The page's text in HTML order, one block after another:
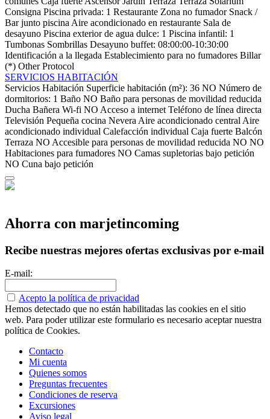
Consigna Piscina privada: 1 Restaurante Zona no fumador Snack /
Bar junto piscina Aire acondicionado en restaurante Sala de
desayuno Piscina exterior de agua dulce: 1 Piscina infantil: 1
Tumbonas Sombrillas Desayuno buffet: 08:00:00-10:30:00
Identificación a la llegada Establecimiento para no fumadores Billar
(*) Other Protocol
SERVICIOS HABITACIÓN
Servicios Habitación Superficie habitación (m²): 36 NO Número de
dormitorios: 1 Baño NO Baño para personas de movilidad reducida
Ducha Bañera Wi-fi NO Acceso a internet Teléfono de línea directa
Televisión Pequeña cocina Nevera Aire acondicionado central Aire
acondicionado individual Calefacción individual Caja fuerte Balcón
Terraza NO Accesible para personas de movilidad reducida NO NO
Habitaciones para fumadores NO Camas supletorias bajo petición
NO Cuna bajo petición
Ahorra con marjetincoming
Recibe nuestras mejores ofertas exclusivas por e-mail
E-mail:
Acepto la política de privacidad
Hemos detectado que no están habilitadas las cookies en el sitio
web. Para poder utilizar este formulario es necesario aceptar nuestra
política de Cookies.
Contacto
Mi cuenta
Quienes somos
Preguntas frecuentes
Condiciones de reserva
Excursiones
Aviso legal